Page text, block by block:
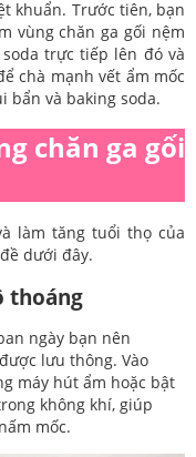
khuẩn. Trước tiên, bạn
vùng chăn ga gối nệm
trực tiếp lên đó và
chà mạnh vết ẩm mốc
bẩn và baking soda.
chăn ga gối
làm tăng tuổi thọ của
dưới đây.
thoáng
ngày bạn nên
lưu thông. Vào
máy hút ẩm hoặc bật
không khí, giúp
mốc.